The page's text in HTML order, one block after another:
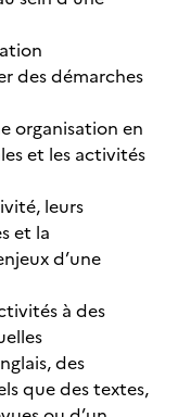
des démarches
organisation en
et les activités
leurs
et la
d’une
à des
des
que des textes,